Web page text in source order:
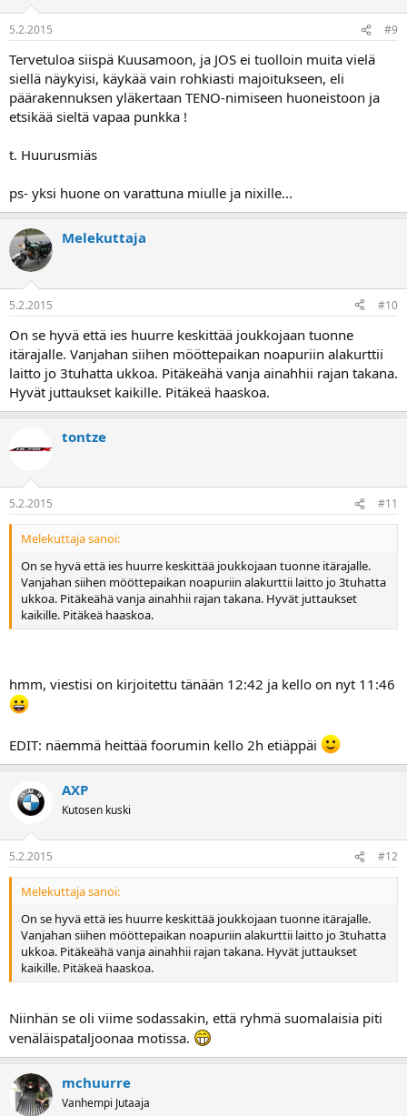
5.2.2015 #9
Tervetuloa siispä Kuusamoon, ja JOS ei tuolloin muita vielä
siellä näykyisi, käykää vain rohkiasti majoitukseen, eli
päärakennuksen yläkertaan TENO-nimiseen huoneistoon ja
etsikää sieltä vapaa punkka !
t. Huurusmiäs
ps- yksi huone on varattuna miulle ja nixille...
Melekuttaja
5.2.2015 #10
On se hyvä että ies huurre keskittää joukkojaan tuonne
itärajalle. Vanjahan siihen mööttepaikan noapuriin alakurttii
laitto jo 3tuhatta ukkoa. Pitäkeähä vanja ainahhii rajan takana.
Hyvät juttaukset kaikille. Pitäkeä haaskoa.
tontze
5.2.2015 #11
Melekuttaja sanoi:
On se hyvä että ies huurre keskittää joukkojaan tuonne itärajalle.
Vanjahan siihen mööttepaikan noapuriin alakurttii laitto jo 3tuhatta
ukkoa. Pitäkeähä vanja ainahhii rajan takana. Hyvät juttaukset
kaikille. Pitäkeä haaskoa.
hmm, viestisi on kirjoitettu tänään 12:42 ja kello on nyt 11:46
EDIT: näemmä heittää foorumin kello 2h etiäppäi
AXP
Kutosen kuski
5.2.2015 #12
Melekuttaja sanoi:
On se hyvä että ies huurre keskittää joukkojaan tuonne itärajalle.
Vanjahan siihen mööttepaikan noapuriin alakurttii laitto jo 3tuhatta
ukkoa. Pitäkeähä vanja ainahhii rajan takana. Hyvät juttaukset
kaikille. Pitäkeä haaskoa.
Niinhän se oli viime sodassakin, että ryhmä suomalaisia piti
venäläispataljoonaa motissa.
mchuurre
Vanhempi Jutaaja